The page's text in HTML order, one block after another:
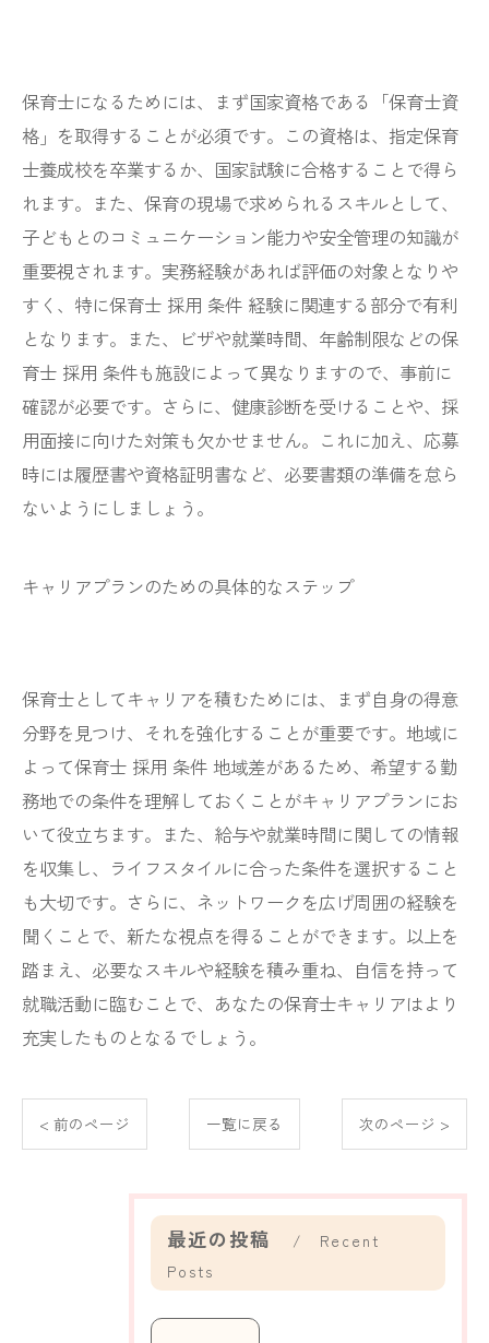
保育士になるためには、まず国家資格である「保育士資
格」を取得することが必須です。この資格は、指定保育
士養成校を卒業するか、国家試験に合格することで得ら
れます。また、保育の現場で求められるスキルとして、
子どもとのコミュニケーション能力や安全管理の知識が
重要視されます。実務経験があれば評価の対象となりや
すく、特に保育士 採用 条件 経験に関連する部分で有利
となります。また、ビザや就業時間、年齢制限などの保
育士 採用 条件も施設によって異なりますので、事前に
確認が必要です。さらに、健康診断を受けることや、採
用面接に向けた対策も欠かせません。これに加え、応募
時には履歴書や資格証明書など、必要書類の準備を怠ら
ないようにしましょう。
キャリアプランのための具体的なステップ
保育士としてキャリアを積むためには、まず自身の得意
分野を見つけ、それを強化することが重要です。地域に
よって保育士 採用 条件 地域差があるため、希望する勤
務地での条件を理解しておくことがキャリアプランにお
いて役立ちます。また、給与や就業時間に関しての情報
を収集し、ライフスタイルに合った条件を選択すること
も大切です。さらに、ネットワークを広げ周囲の経験を
聞くことで、新たな視点を得ることができます。以上を
踏まえ、必要なスキルや経験を積み重ね、自信を持って
就職活動に臨むことで、あなたの保育士キャリアはより
充実したものとなるでしょう。
< 前のページ 一覧に戻る 次のページ >
最近の投稿
Recent
Posts